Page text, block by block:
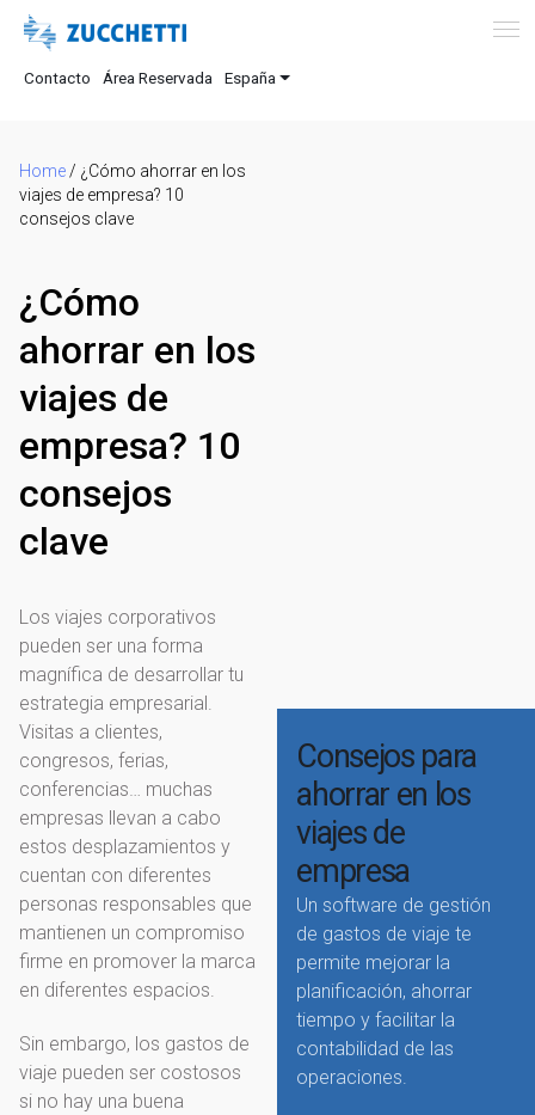
Contacto Área Reservada España
Home / ¿Cómo ahorrar en los
viajes de empresa? 10
consejos clave
¿Cómo
ahorrar en los
viajes de
empresa? 10
consejos
clave
Los viajes corporativos
pueden ser una forma
magnífica de desarrollar tu
estrategia empresarial.
Visitas a clientes,
congresos, ferias,
conferencias… muchas
empresas llevan a cabo
estos desplazamientos y
cuentan con diferentes
personas responsables que
mantienen un compromiso
firme en promover la marca
en diferentes espacios.
Sin embargo, los gastos de
viaje pueden ser costosos
si no hay una buena
Consejos para
ahorrar en los
viajes de
empresa
Un software de gestión
de gastos de viaje te
permite mejorar la
planificación, ahorrar
tiempo y facilitar la
contabilidad de las
operaciones.